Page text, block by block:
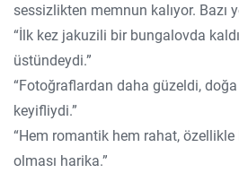
sessizlikten memnun kalıyor. Bazı
“İlk kez jakuzili bir bungalovda
üstündeydi.”
“Fotoğraflardan daha güzeldi,
keyifliydi.”
“Hem romantik hem rahat, özellikle
olması harika.”